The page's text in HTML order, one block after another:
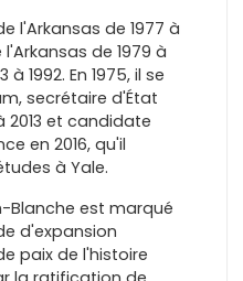
l'Arkansas de 1977 à
de 1979 à
1992. En 1975, il se
secrétaire d'État
2013 et candidate
en 2016, qu'il
à Yale.
Blanche est marqué
d'expansion
paix de l'histoire